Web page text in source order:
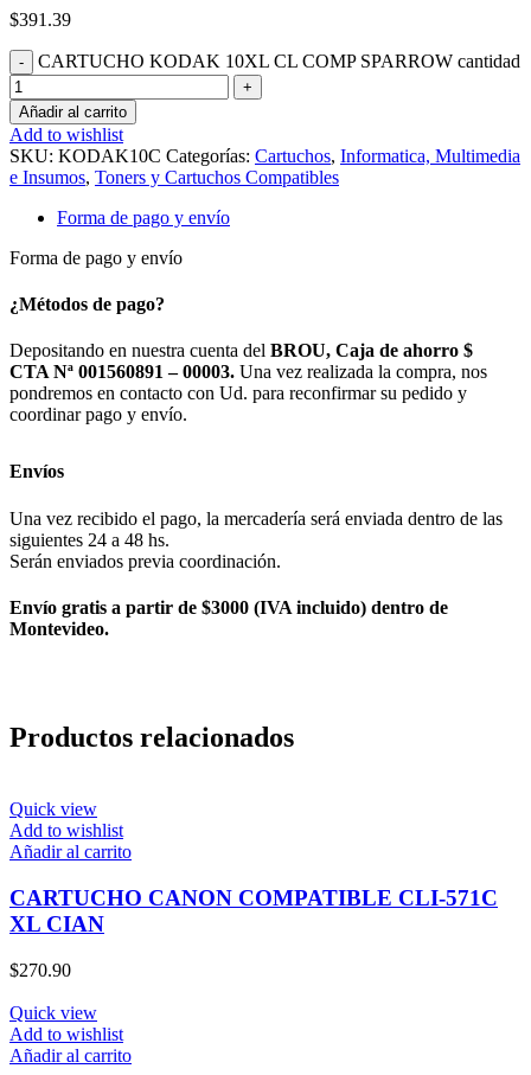
$391.39
CARTUCHO KODAK 10XL CL COMP SPARROW cantidad
Añadir al carrito
Add to wishlist
SKU: KODAK10C Categorías: Cartuchos, Informatica, Multimedia
e Insumos, Toners y Cartuchos Compatibles
Forma de pago y envío
Forma de pago y envío
¿Métodos de pago?
Depositando en nuestra cuenta del BROU, Caja de ahorro $
CTA Nª 001560891 – 00003. Una vez realizada la compra, nos
pondremos en contacto con Ud. para reconfirmar su pedido y
coordinar pago y envío.
Envíos
Una vez recibido el pago, la mercadería será enviada dentro de las
siguientes 24 a 48 hs.
Serán enviados previa coordinación.
Envío gratis a partir de $3000 (IVA incluido) dentro de
Montevideo.
Productos relacionados
Quick view
Add to wishlist
Añadir al carrito
CARTUCHO CANON COMPATIBLE CLI-571C
XL CIAN
$270.90
Quick view
Add to wishlist
Añadir al carrito